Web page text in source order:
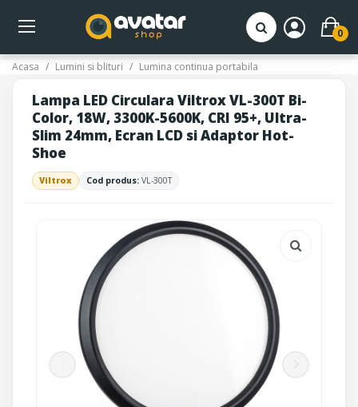
0
Acasa Lumini si blituri Lumina continua portabila
Lampa LED Circulara Viltrox VL-300T Bi-
Color, 18W, 3300K-5600K, CRI 95+, Ultra-
Slim 24mm, Ecran LCD si Adaptor Hot-
Shoe
Viltrox Cod produs: VL-300T